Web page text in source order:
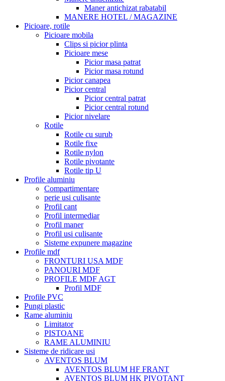
Maner antichizat rabatabil
MANERE HOTEL / MAGAZINE
Picioare, rotile
Picioare mobila
Clips si picior plinta
Picioare mese
Picior masa patrat
Picior masa rotund
Picior canapea
Picior central
Picior central patrat
Picior central rotund
Picior nivelare
Rotile
Rotile cu surub
Rotile fixe
Rotile nylon
Rotile pivotante
Rotile tip U
Profile aluminiu
Compartimentare
perie usi culisante
Profil cant
Profil intermediar
Profil maner
Profil usi culisante
Sisteme expunere magazine
Profile mdf
FRONTURI USA MDF
PANOURI MDF
PROFILE MDF AGT
Profil MDF
Profile PVC
Pungi plastic
Rame aluminiu
Limitator
PISTOANE
RAME ALUMINIU
Sisteme de ridicare usi
AVENTOS BLUM
AVENTOS BLUM HF FRANT
AVENTOS BLUM HK PIVOTANT